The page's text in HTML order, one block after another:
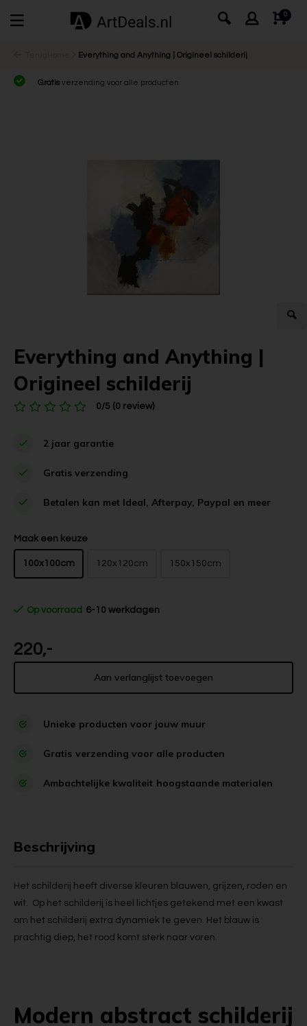
0
Everything and Anything | Origineel schilderij
Gratis verzending voor alle producten
Everything and Anything |
Origineel schilderij
0/5 (0 review)
2 jaar garantie
Gratis verzending
Betalen kan met Ideal, Afterpay, Paypal en meer
Maak een keuze
100x100cm 120x120cm 150x150cm
Op voorraad 6-10 werkdagen
220,-
Aan verlanglijst toevoegen
Unieke producten voor jouw muur
Gratis verzending voor alle producten
Ambachtelijke kwaliteit hoogstaande materialen
Beschrijving
Het schilderij heeft diverse kleuren blauwen, grijzen, roden en
wit. Op het schilderij is heel lichtjes getekend met een kwast
om het schilderij extra dynamiek te geven. Het blauw is
prachtig diep, het rood komt sterk naar voren.
Modern abstract schilderij